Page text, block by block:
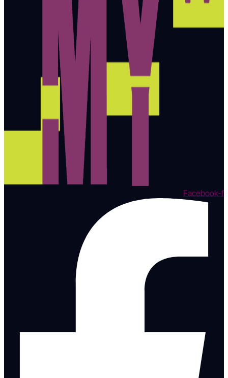
Facebook-f